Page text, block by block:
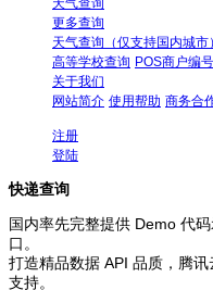
天气查询
更多查询
天气查询（仅支持国内城市）
高等学校查询 POS商户编
关于我们
网站简介 使用帮助 商务合
注册
登陆
快递查询
国内率先完整提供 Demo 代
口。
打造精品数据 API 品质，腾
支持。